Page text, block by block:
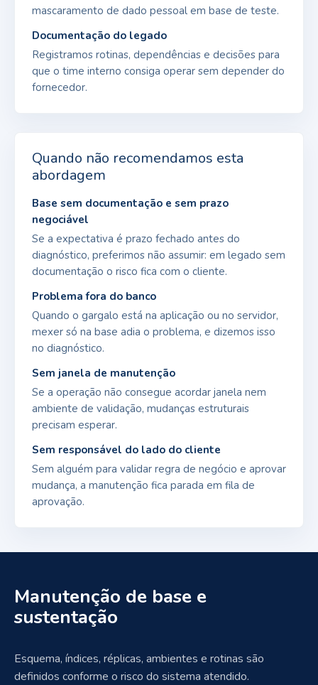
mascaramento de dado pessoal em base de teste.
Documentação do legado
Registramos rotinas, dependências e decisões para
que o time interno consiga operar sem depender do
fornecedor.
Quando não recomendamos esta
abordagem
Base sem documentação e sem prazo
negociável
Se a expectativa é prazo fechado antes do
diagnóstico, preferimos não assumir: em legado sem
documentação o risco fica com o cliente.
Problema fora do banco
Quando o gargalo está na aplicação ou no servidor,
mexer só na base adia o problema, e dizemos isso
no diagnóstico.
Sem janela de manutenção
Se a operação não consegue acordar janela nem
ambiente de validação, mudanças estruturais
precisam esperar.
Sem responsável do lado do cliente
Sem alguém para validar regra de negócio e aprovar
mudança, a manutenção fica parada em fila de
aprovação.
Manutenção de base e
sustentação
Esquema, índices, réplicas, ambientes e rotinas são
definidos conforme o risco do sistema atendido.